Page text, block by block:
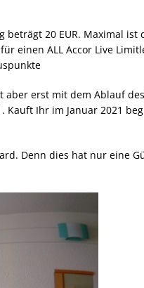
20 EUR. Maximal ist
einen ALL Accor Live
aber erst mit dem Ablauf
Kauft Ihr im Januar 2021
Denn dies hat nur eine